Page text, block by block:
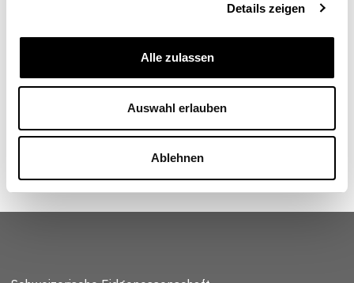
Details zeigen
Alle zulassen
Auswahl erlauben
Ablehnen
Économiste senior, Conjoncture suisse, Banque